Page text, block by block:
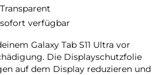
Transparent
sofort verfügbar
Galaxy Tab S11 Ultra vor
Die Displayschutzfolie
auf dem Display reduzieren und